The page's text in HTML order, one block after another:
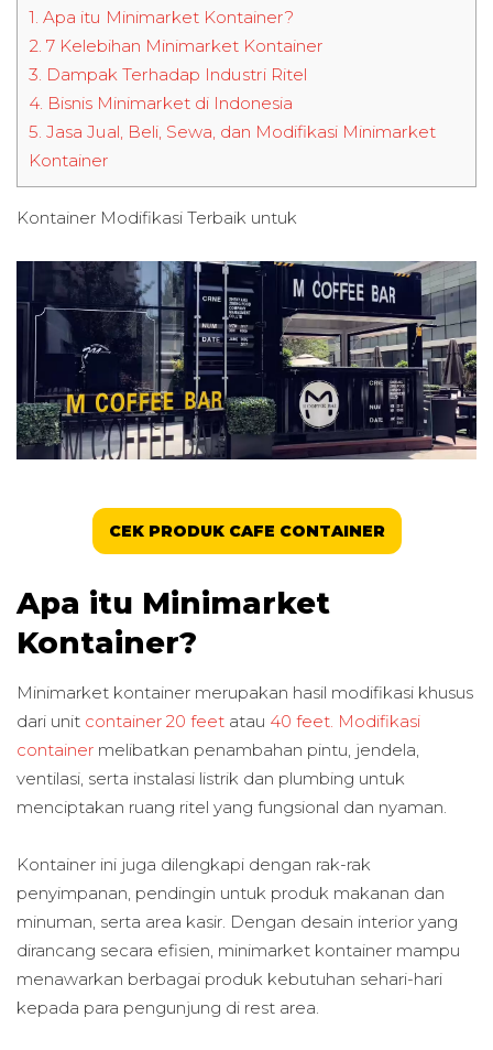
1. Apa itu Minimarket Kontainer?
2. 7 Kelebihan Minimarket Kontainer
3. Dampak Terhadap Industri Ritel
4. Bisnis Minimarket di Indonesia
5. Jasa Jual, Beli, Sewa, dan Modifikasi Minimarket
Kontainer
Kontainer Modifikasi Terbaik untuk
CEK PRODUK CAFE CONTAINER
Apa itu Minimarket
Kontainer?
Minimarket kontainer merupakan hasil modifikasi khusus
dari unit container 20 feet atau 40 feet. Modifikasi
container melibatkan penambahan pintu, jendela,
ventilasi, serta instalasi listrik dan plumbing untuk
menciptakan ruang ritel yang fungsional dan nyaman.
Kontainer ini juga dilengkapi dengan rak-rak
penyimpanan, pendingin untuk produk makanan dan
minuman, serta area kasir. Dengan desain interior yang
dirancang secara efisien, minimarket kontainer mampu
menawarkan berbagai produk kebutuhan sehari-hari
kepada para pengunjung di rest area.